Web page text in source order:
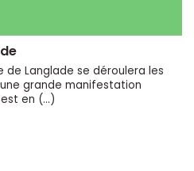
Langlade se déroulera les
une grande manifestation
en (…)